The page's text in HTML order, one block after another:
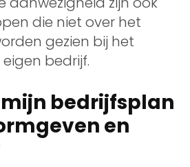
die niet over het
gezien bij het
bedrijf.
mijn bedrijfsplan
en